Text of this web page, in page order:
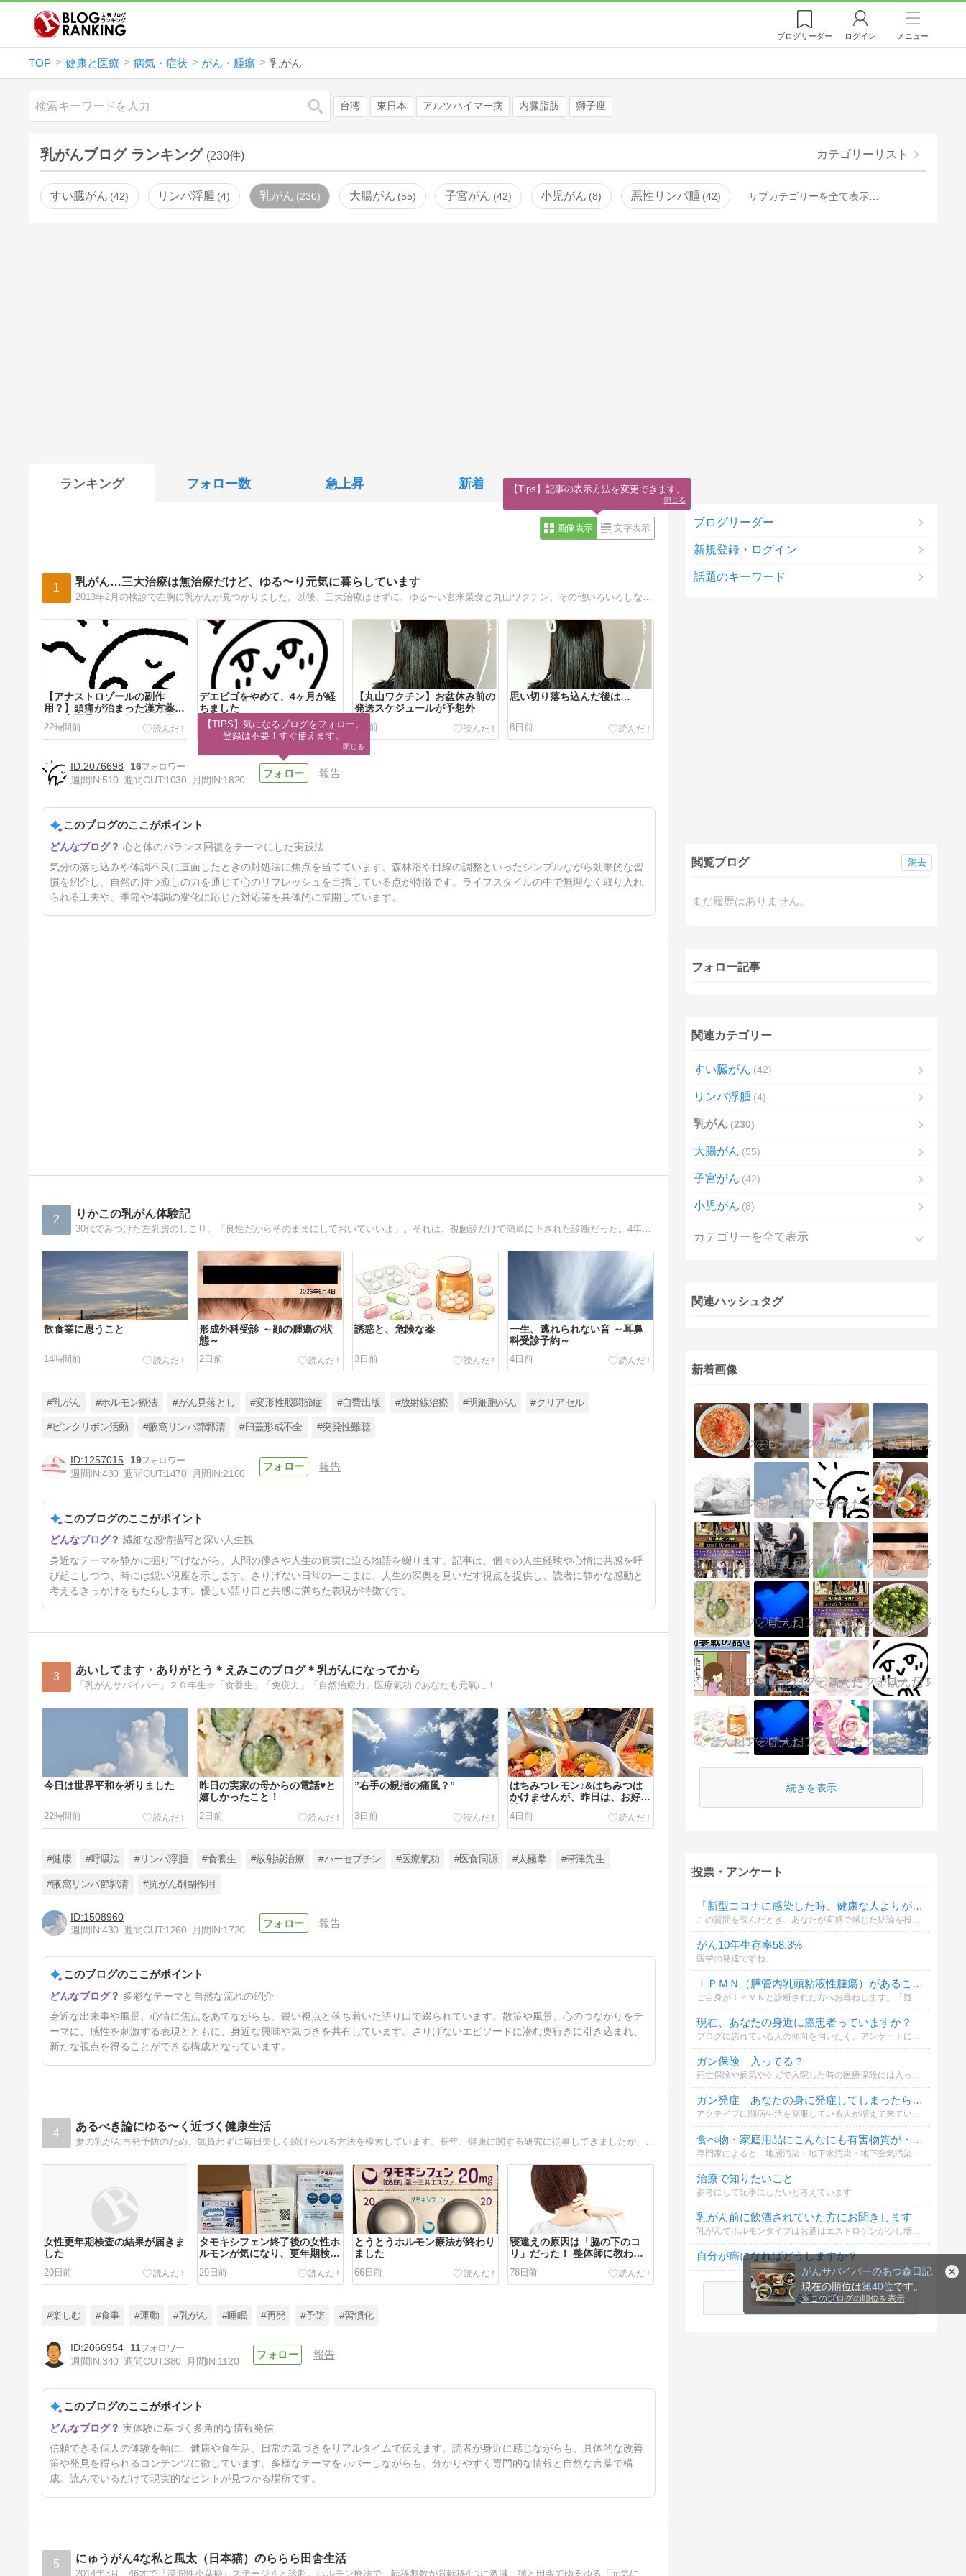
がんサバイバーのあつ森日記
現在の順位は第40位です。
≫このブログの順位を表示
ブログリーダー ログイン メニュー
TOP 健康と医療 病気・症状 がん・腫瘍 乳がん
検索 台湾 東日本 アルツハイマー病 内臓脂肪 獅子座
乳がんブログ ランキング (230件) カテゴリーリスト
すい臓がん 42 リンパ浮腫 4 乳がん 230 大腸がん 55 子宮がん 42 小児がん 8 悪性リンパ腫 42 サブカテゴリーを全て表示…
ランキング フォロー数 急上昇 新着
画像表示 文字表示
1 乳がん…三大治療は無治療だけど、ゆる〜り元気に暮らしています
【アナストロゾールの副作
用？】頭痛が治まった漢方薬
と、寝不足でやる気ゼロの日
22時間前
デエビゴをやめて、4ヶ月が経
ちました
3日前
【丸山ワクチン】お盆休み前の
発送スケジュールが予想外
5日前
思い切り落ち込んだ後は…
8日前
アナストロゾールが半錠でもキ
ツイ
8日前
2076698
16
週間IN:510 週間OUT:1030 月間IN:1820
報告
このブログのここがポイント
心と体のバランス回復をテーマにした実践法
気分の落ち込みや体調不良に直面したときの対処法に焦点を当てています。森林浴や目線の調整といったシンプルながら効果的な習
慣を紹介し、自然の持つ癒しの力を通じて心のリフレッシュを目指している点が特徴です。ライフスタイルの中で無理なく取り入れ
られる工夫や、季節や体調の変化に応じた対応策を具体的に展開しています。
2 りかこの乳がん体験記
飲食業に思うこと
14時間前
形成外科受診 ～顔の腫瘍の状
態～
2日前
誘惑と、危険な薬
3日前
一生、逃れられない音 ～耳鼻
科受診予約～
4日前
初発より再発。再発より再々
#乳がん #ホルモン療法 #がん見落とし #変形性股関節症 #自費出版 #放射線治療 #明細胞がん #クリアセル
#ピンクリボン活動 #腋窩リンパ節郭清 #臼蓋形成不全 #突発性難聴
1257015
19
週間IN:480 週間OUT:1470 月間IN:2160
報告
このブログのここがポイント
繊細な感情描写と深い人生観
身近なテーマを静かに掘り下げながら、人間の儚さや人生の真実に迫る物語を綴ります。記事は、個々の人生経験や心情に共感を呼
び起こしつつ、時には鋭い視座を示します。さりげない日常の一こまに、人生の深奥を見いだす視点を提供し、読者に静かな感動と
考えるきっかけをもたらします。優しい語り口と共感に満ちた表現が特徴です。
3 あいしてます・ありがとう＊えみこのブログ＊乳がんになってから
「乳がんサバイバー」２０年生☆「食養生」「免疫力」「自然治癒力」医療氣功であなたも元氣に！
今日は世界平和を祈りました
22時間前
昨日の実家の母からの電話♥️と
嬉しかったこと！
2日前
”右手の親指の痛風？”
3日前
はちみつレモン♪&はちみつは
かけませんが、昨日は、お好み
焼き食べました♪
4日前
”両親の写真☆”
#健康 #呼吸法 #リンパ浮腫 #食養生 #放射線治療 #ハーセプチン #医療氣功 #医食同源 #太極拳 #帯津先生
#腋窩リンパ節郭清 #抗がん剤副作用
1508960
週間IN:430 週間OUT:1260 月間IN:1720
報告
このブログのここがポイント
多彩なテーマと自然な流れの紹介
身近な出来事や風景、心情に焦点をあてながらも、鋭い視点と落ち着いた語り口で綴られています。散策や風景、心のつながりをテ
ーマに、感性を刺激する表現とともに、身近な興味や気づきを共有しています。さりげないエピソードに潜む奥行きに引き込まれ、
新たな視点を得ることができる構成となっています。
4 あるべき論にゆる〜く近づく健康生活
妻の乳がん再発予防のため、気負わずに毎日楽しく続けられる方法を模索しています。長年、健康に関する研究に従事してきましたが、がんについて考えるのは初めて。新しい発見もあるので楽しんでやっています。
女性更年期検査の結果が届きま
した
20日前
タモキシフェン終了後の女性ホ
ルモンが気になり、更年期検査
29日前
とうとうホルモン療法が終わり
ました
66日前
寝違えの原因は「脇の下のコ
リ」だった！ 整体師に教わっ
78日前
ル」に戻した結果の最終報告
3ヶ月前
#楽しむ #食事 #運動 #乳がん #睡眠 #再発 #予防 #習慣化
2066954
11
週間IN:340 週間OUT:380 月間IN:1120
報告
このブログのここがポイント
実体験に基づく多角的な情報発信
信頼できる個人の体験を軸に、健康や食生活、日常の気づきをリアルタイムで伝えます。読者が身近に感じながらも、具体的な改善
策や発見を得られるコンテンツに徹しています。多様なテーマをカバーしながらも、分かりやすく専門的な情報と自然な言葉で構
成。読んでいるだけで現実的なヒントが見つかる場所です。
5 にゅうがん4な私と風太（日本猫）のららら田舎生活
ブログリーダー
新規登録・ログイン
話題のキーワード
閲覧ブログ
まだ履歴はありません。
消去
フォロー記事
関連カテゴリー
すい臓がん 42
リンパ浮腫 4
乳がん 230
大腸がん 55
子宮がん 42
小児がん 8
カテゴリーを全て表示
関連ハッシュタグ
新着画像
続きを表示
投票・アンケート
「新型コロナに感染した時、健康な人よりがん患者のほうが危ない」と思いますか？
がん10年生存率58.3%
医学の発達ですね。
ＩＰＭＮ（膵管内乳頭粘液性腫瘍）があることを知れてよかったですか？
ご自身がＩＰＭＮと診断された方へお尋ねします。「疑い」段階の方、すでに手術済みの方もご回答ください。
現在、あなたの身近に癌患者っていますか？
ブログに訪れている人の傾向を伺いたく、アンケートにご協力ください。宜しくお願いします！
ガン保険 入ってる？
死亡保険や病気やケガで入院した時の医療保険には入っているけど、がん保険には入っていない人が多いようですが「入らなくては…」と思いながら後回しにしていませんか？ 今では２人に１人がガンになる時代です。
ガン発症 あなたの身に発症してしまったら どのように心がげますか？
アクテイブに闘病生活を克服している人が増えて来ている例をご相談することができます。 健康管理に予防に闘病生活に人事ではありません
食べ物・家庭用品にこんなにも有害物質が・・・あなたはどう対処する？
治療で知りたいこと
参考にして記事にしたいと考えています
乳がん前に飲酒されていた方にお聞きします
乳がんでホルモンタイプはお酒はエストロゲンが少し増加するので飲まない方がベターと言われている。私の主治医は飲んでも構わないと言っている。ビール好きな私は迷っている。
自分が癌になればどうしますか？
続きを表示
【TIPS】気になるブログをフォロー。
登録は不要！すぐ使えます。
閉じる
【Tips】記事の表示方法を変更できます。
閉じる